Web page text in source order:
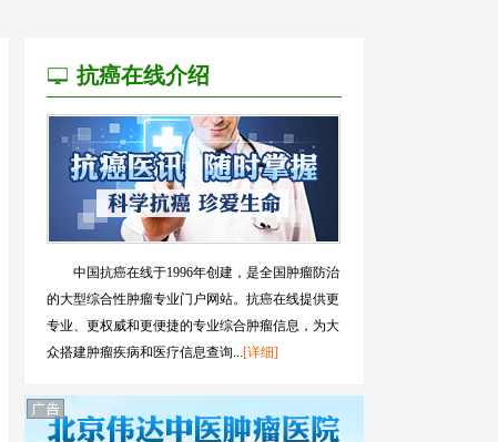
抗癌在线介绍
中国抗癌在线于1996年创建，是全国肿瘤防治
的大型综合性肿瘤专业门户网站。抗癌在线提供更
专业、更权威和更便捷的专业综合肿瘤信息，为大
众搭建肿瘤疾病和医疗信息查询...[详细]